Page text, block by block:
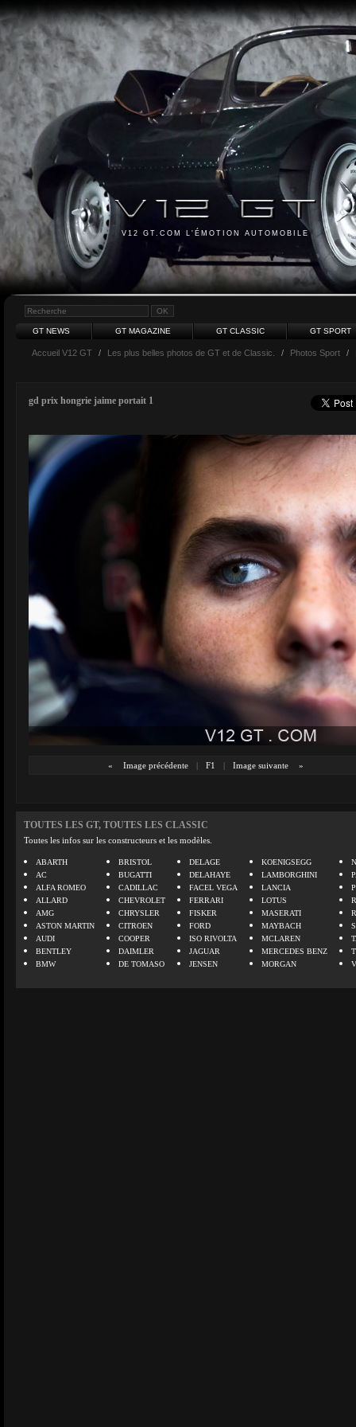
V12 GT.COM L'ÉMOTION AUTOMOBILE
GT NEWS GT MAGAZINE GT CLASSIC GT SPORT
Accueil V12 GT / Les plus belles photos de GT et de Classic. / Photos Sport /
gd prix hongrie jaime portait 1
« Image précédente | F1 | Image suivante »
TOUTES LES GT, TOUTES LES CLASSIC
Toutes les infos sur les constructeurs et les modèles.
ABARTH
AC
ALFA ROMEO
ALLARD
AMG
ASTON MARTIN
AUDI
BENTLEY
BMW
BRISTOL
BUGATTI
CADILLAC
CHEVROLET
CHRYSLER
CITROEN
COOPER
DAIMLER
DE TOMASO
DELAGE
DELAHAYE
FACEL VEGA
FERRARI
FISKER
FORD
ISO RIVOLTA
JAGUAR
JENSEN
KOENIGSEGG
LAMBORGHINI
LANCIA
LOTUS
MASERATI
MAYBACH
MCLAREN
MERCEDES BENZ
MORGAN